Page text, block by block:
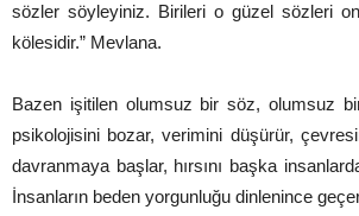
sözler söyleyiniz. Birileri o güzel sözleri
kölesidir.” Mevlana.
Bazen işitilen olumsuz bir söz, olumsuz
psikolojisini bozar, verimini düşürür,
davranmaya başlar, hırsını başka
İnsanların beden yorgunluğu dinlenince